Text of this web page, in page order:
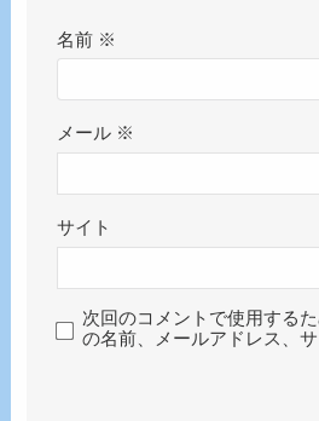
名前 ※
メール ※
サイト
次回のコメントで使用する
の名前、メールアドレス、サ